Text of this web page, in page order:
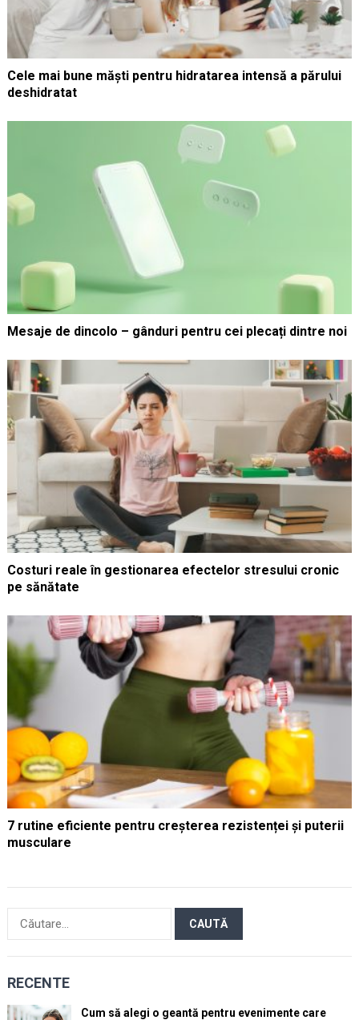
Cele mai bune măști pentru hidratarea intensă a părului
deshidratat
Mesaje de dincolo – gânduri pentru cei plecați dintre noi
Costuri reale în gestionarea efectelor stresului cronic
pe sănătate
7 rutine eficiente pentru creșterea rezistenței și puterii
musculare
după:
RECENTE
Cum să alegi o geantă pentru evenimente care